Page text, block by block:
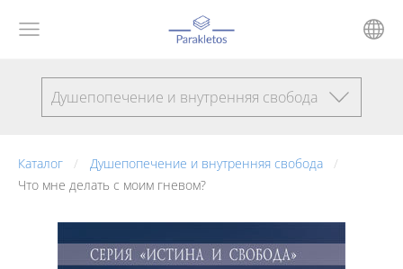
Душепопечение и внутренняя свобода
Каталог
Душепопечение и внутренняя свобода
Что мне делать с моим гневом?